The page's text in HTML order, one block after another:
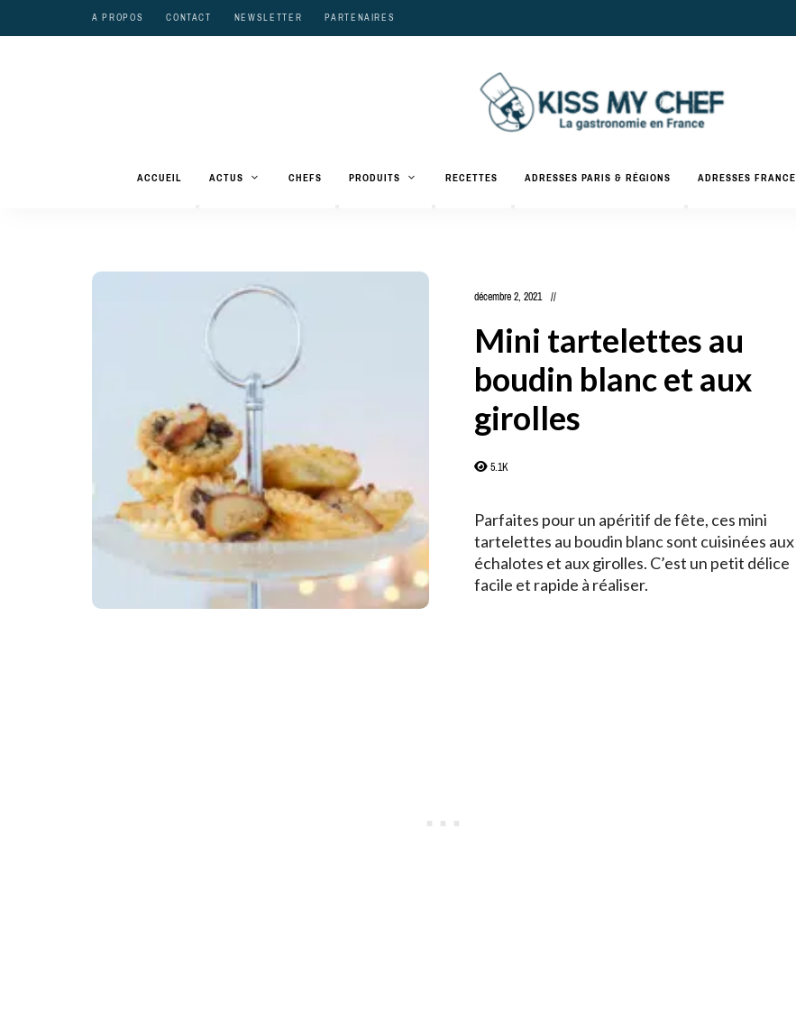
A PROPOS CONTACT NEWSLETTER PARTENAIRES
Kiss
Chef
gastronomiques
et
ACCUEIL ACTUS CHEFS PRODUITS RECETTES ADRESSES PARIS & RÉGIONS ADRESSES FRANCE
décembre 2, 2021
Mini tartelettes au
boudin blanc et aux
girolles
5.1K
Parfaites pour un apéritif de fête, ces mini
tartelettes au boudin blanc sont cuisinées aux
échalotes et aux girolles. C’est un petit délice
facile et rapide à réaliser.